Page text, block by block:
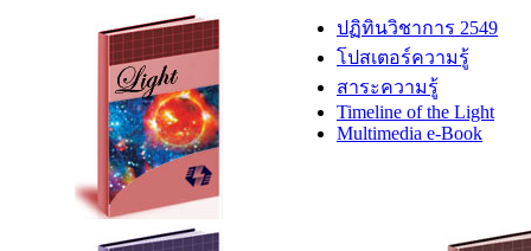
ปฏิทินวิชาการ 2549
โปสเตอร์ความรู้
สาระความรู้
Timeline of the Light
Multimedia e-Book